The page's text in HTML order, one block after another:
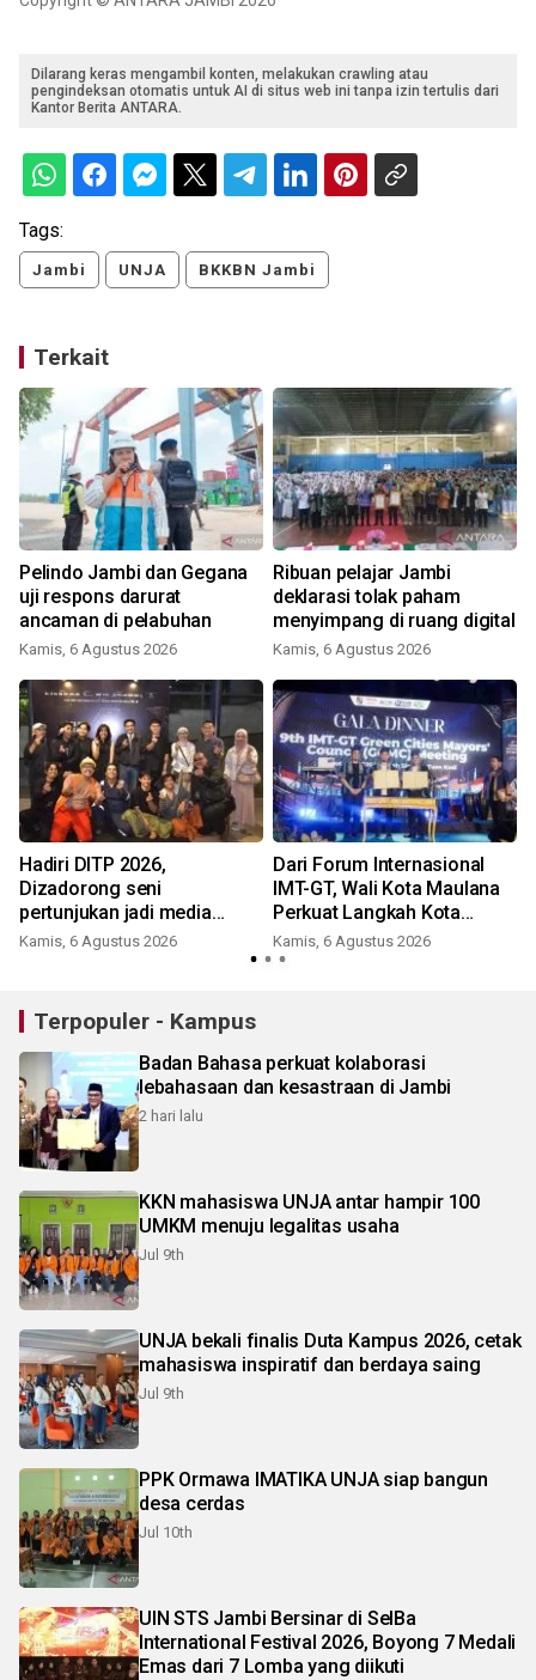
Dilarang keras mengambil konten, melakukan crawling atau
pengindeksan otomatis untuk AI di situs web ini tanpa izin tertulis dari
Kantor Berita ANTARA.
Tags:
Jambi UNJA BKKBN Jambi
Terkait
Pelindo Jambi dan Gegana
uji respons darurat
ancaman di pelabuhan
Kamis, 6 Agustus 2026
Ribuan pelajar Jambi
deklarasi tolak paham
menyimpang di ruang digital
Kamis, 6 Agustus 2026
Hadiri DITP 2026,
Dizadorong seni
pertunjukan jadi media
edukasi Kota Ramah
Kamis, 6 Agustus 2026
Dari Forum Internasional
IMT-GT, Wali Kota Maulana
Perkuat Langkah Kota
Jambi Menuju Green City
Kamis, 6 Agustus 2026
Terpopuler - Kampus
Badan Bahasa perkuat kolaborasi
lebahasaan dan kesastraan di Jambi
2 hari lalu
KKN mahasiswa UNJA antar hampir 100
UMKM menuju legalitas usaha
Jul 9th
UNJA bekali finalis Duta Kampus 2026, cetak
mahasiswa inspiratif dan berdaya saing
Jul 9th
PPK Ormawa IMATIKA UNJA siap bangun
desa cerdas
Jul 10th
UIN STS Jambi Bersinar di SeIBa
International Festival 2026, Boyong 7 Medali
Emas dari 7 Lomba yang diikuti